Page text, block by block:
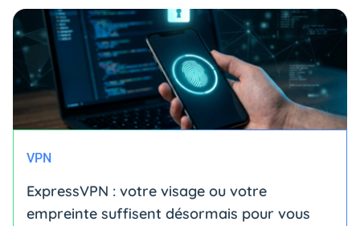
VPN
ExpressVPN : votre visage ou votre
empreinte suffisent désormais pour vous